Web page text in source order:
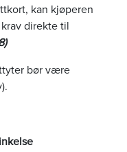
kan kjøperen
direkte til
bør være